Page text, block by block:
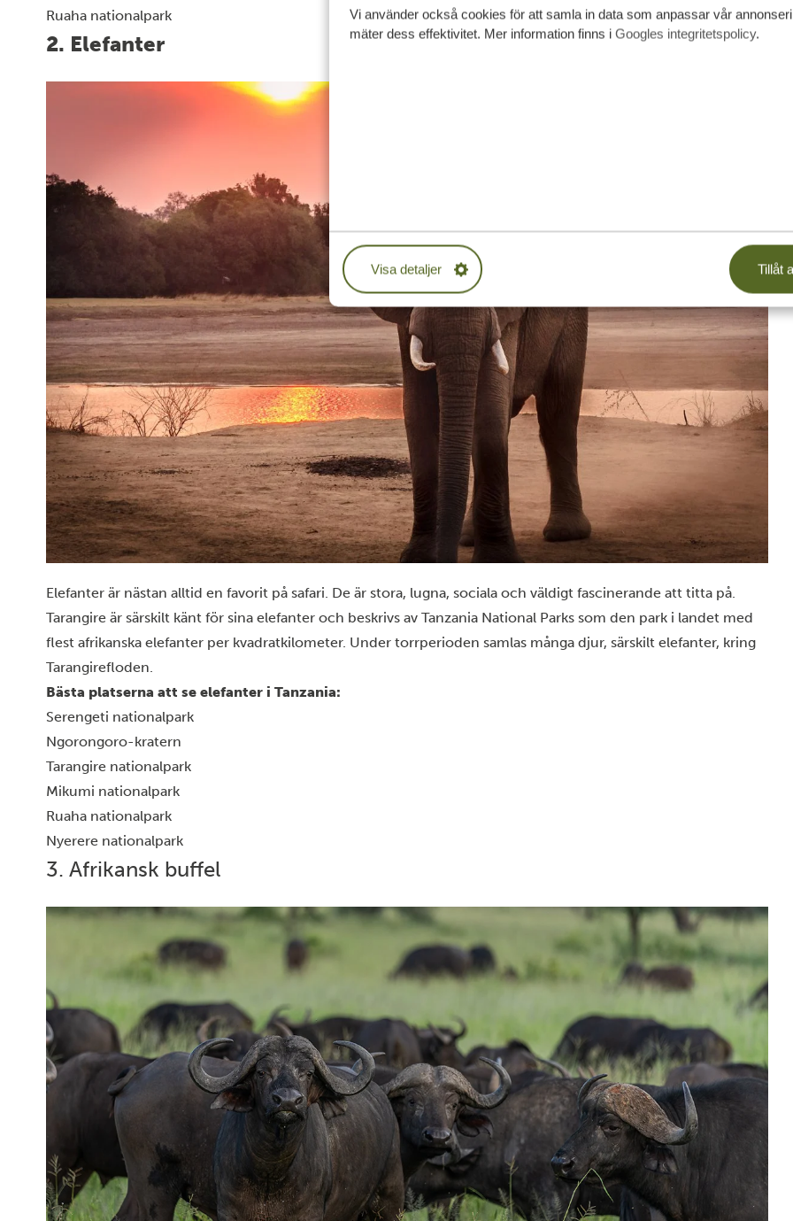
Vi använder också cookies för att samla in data som anpassar vår
mäter dess effektivitet. Mer information finns i Googles integritetspolicy.
Visa detaljer Tillåt
Ruaha nationalpark
2. Elefanter
Elefanter är nästan alltid en favorit på safari. De är stora, lugna, sociala och väldigt fascinerande att titta på.
Tarangire är särskilt känt för sina elefanter och beskrivs av Tanzania National Parks som den park i landet med
flest afrikanska elefanter per kvadratkilometer. Under torrperioden samlas många djur, särskilt elefanter, kring
Tarangirefloden.
Bästa platserna att se elefanter i Tanzania:
Serengeti nationalpark
Ngorongoro-kratern
Tarangire nationalpark
Mikumi nationalpark
Ruaha nationalpark
Nyerere nationalpark
3. Afrikansk buffel